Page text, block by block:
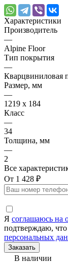
Характеристики
Производитель
—
Alpine Floor
Тип покрытия
—
Кварцвиниловая
Размер, мм
—
1219 х 184
Класс
—
34
Толщина, мм
—
2
Все
От 1 428 ₽
Я соглашаюсь на
подтверждаю, что
персональных
В наличии